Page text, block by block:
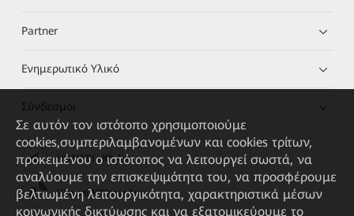
Partner
Ενημερωτικό Υλικό
Σύνδεσμοι
HUAWEI eKit App
Huawei HiKnow App
Σε αυτόν τον ιστότοπο χρησιμοποιούμε
cookies,συμπεριλαμβανομένων και cookies τρίτων,
προκειμένου ο ιστότοπος να λειτουργεί σωστά, να
αναλύουμε την επισκεψιμότητα του, να προσφέρουμε
βελτιωμένη λειτουργικότητα, χαρακτηριστικά μέσων
κοινωνικής δικτύωσης και να εξατομικεύουμε το